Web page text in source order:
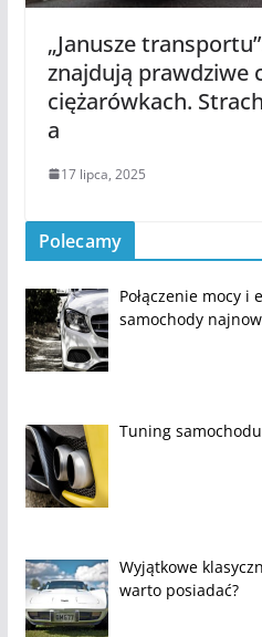
„Janusze
znajdują prawdziwe
ciężarówkach.
a
17 lipca, 2025
Polecamy
Połączenie mocy i
samochody
Tuning
Wyjątkowe
warto posiadać?